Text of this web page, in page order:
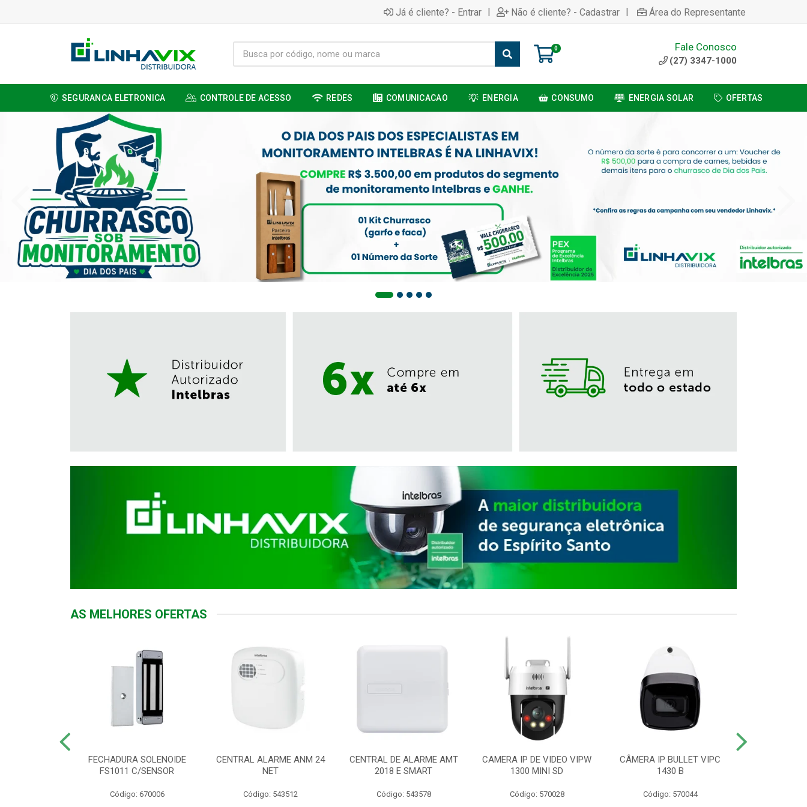
Já é cliente? - Entrar | Não é cliente? - Cadastrar | Área do Representante
0 Fale Conosco
(27) 3347-1000
SEGURANCA ELETRONICA CONTROLE DE ACESSO REDES COMUNICACAO ENERGIA CONSUMO ENERGIA SOLAR OFERTAS
AS MELHORES OFERTAS
FECHADURA SOLENOIDE
FS1011 C/SENSOR
Código: 670006
CENTRAL ALARME ANM 24
NET
Código: 543512
CENTRAL DE ALARME AMT
2018 E SMART
Código: 543578
CAMERA IP DE VIDEO VIPW
1300 MINI SD
Código: 570028
CÂMERA IP BULLET VIPC
1430 B
Código: 570044